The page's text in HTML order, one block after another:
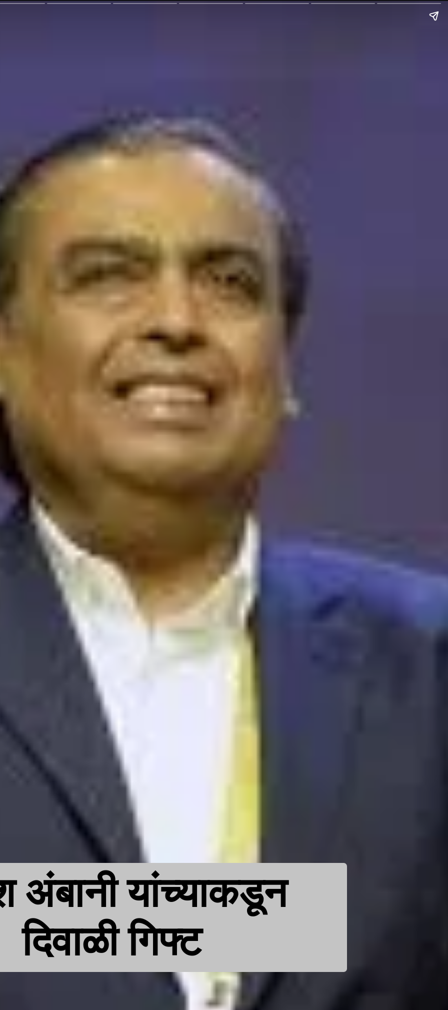
यांच्याकडून
दिवाळी गिफ्ट